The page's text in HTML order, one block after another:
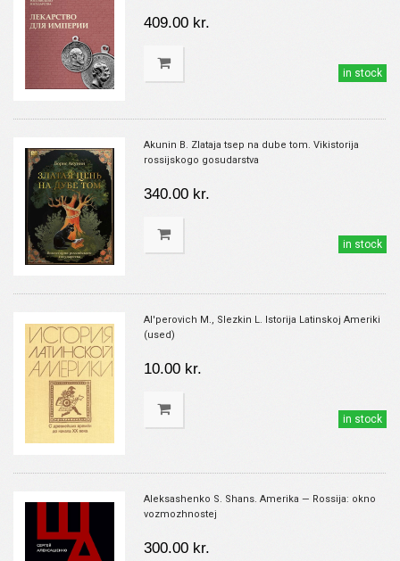
409.00 kr.
in stock
Akunin B. Zlataja tsep na dube tom. Vikistorija
rossijskogo gosudarstva
340.00 kr.
in stock
Al'perovich M., Slezkin L. Istorija Latinskoj Ameriki
(used)
10.00 kr.
in stock
Aleksashenko S. Shans. Amerika — Rossija: okno
vozmozhnostej
300.00 kr.